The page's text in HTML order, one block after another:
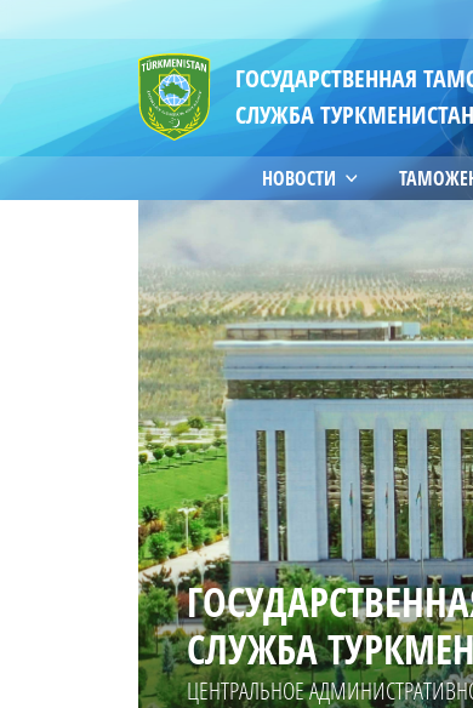
ГОСУДАРСТВЕННАЯ
СЛУЖБА
НОВОСТИ
СЛУЖБА
ЦЕНТРАЛЬНОЕ